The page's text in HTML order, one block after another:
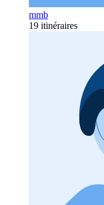
mmb
19 itinéraires